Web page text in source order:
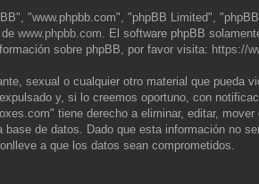
"www.phpbb.com", "phpBB Limited",
www.phpbb.com . El software phpBB
sobre phpBB, por favor visita: https://
sexual o cualquier otro material que
y, si lo creemos oportuno, con
tiene derecho a eliminar, editar,
de datos. Dado que esta información no
a que los datos sean comprometidos.